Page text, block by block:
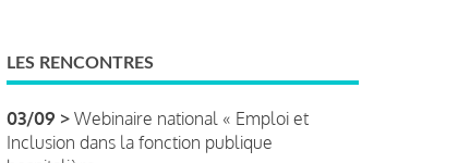
LES RENCONTRES
03/09 > Webinaire national « Emploi et
Inclusion dans la fonction publique